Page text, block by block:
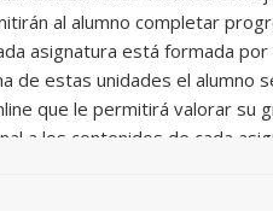
al alumno completar
asignatura está formada por
de estas unidades el alumno
que le permitirá valorar su
a los contenidos de cada